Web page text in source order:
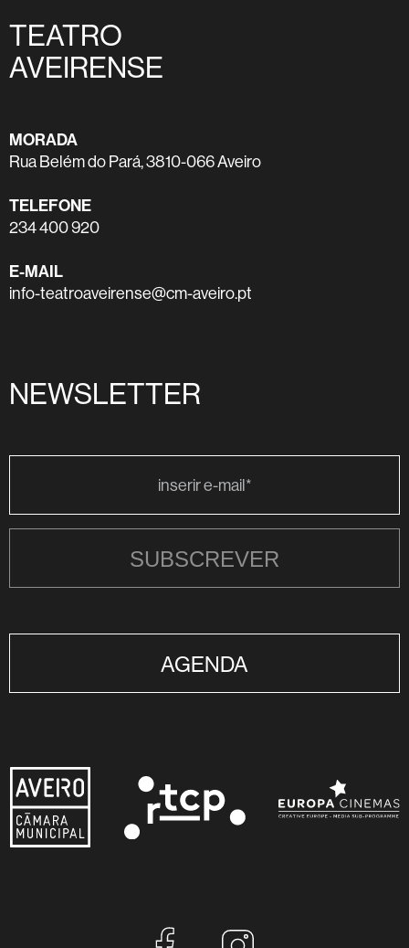
TEATRO
AVEIRENSE
MORADA
Rua Belém do Pará, 3810-066 Aveiro
TELEFONE
234 400 920
E-MAIL
info-teatroaveirense@cm-aveiro.pt
NEWSLETTER
SUBSCREVER
AGENDA